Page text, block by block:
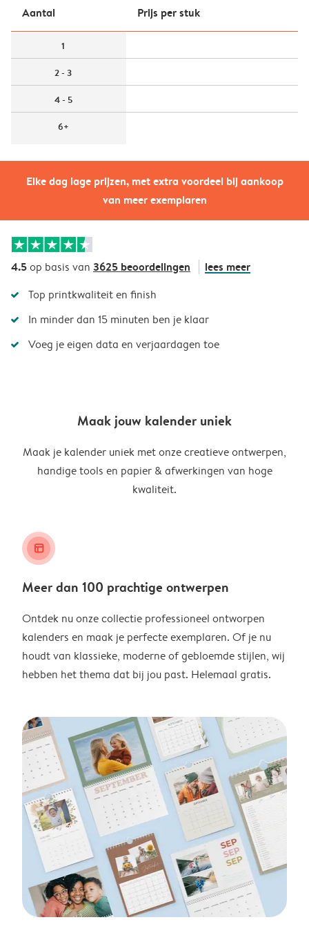
Elke dag lage prijzen, met extra voordeel bij aankoop
van meer exemplaren
Aantal Prijs per stuk
1
2 - 3
4 - 5
6+
4.5op basis van 3625 beoordelingen lees meer
Top printkwaliteit en finish
In minder dan 15 minuten ben je klaar
Voeg je eigen data en verjaardagen toe
Maak jouw kalender uniek
Maak je kalender uniek met onze creatieve ontwerpen,
handige tools en papier & afwerkingen van hoge
kwaliteit.
layout_alt
Meer dan 100 prachtige ontwerpen
Ontdek nu onze collectie professioneel ontworpen
kalenders en maak je perfecte exemplaren. Of je nu
houdt van klassieke, moderne of gebloemde stijlen, wij
hebben het thema dat bij jou past. Helemaal gratis.